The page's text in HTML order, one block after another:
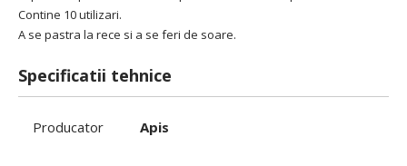
Contine 10 utilizari.
A se pastra la rece si a se feri de soare.
Specificatii tehnice
Producator Apis